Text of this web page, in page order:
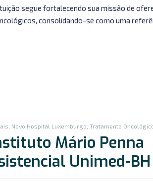
segue fortalecendo sua missão de
consolidando-se como uma
Novo Hospital Luxemburgo Tratamento
Mário Penna
Unimed-BH